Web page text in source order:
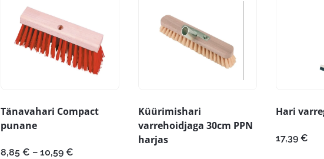
Tänavahari Compact
punane
8,85 € – 10,59 €
Küürimishari
varrehoidjaga 30cm PPN
harjas
Hari
17,39 €